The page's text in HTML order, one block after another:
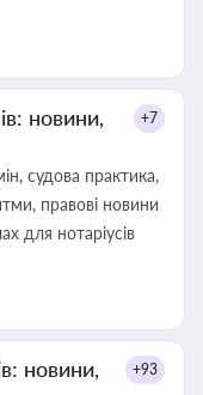
новини,
+7
судова практика,
правові новини
для нотаріусів
новини,
+93